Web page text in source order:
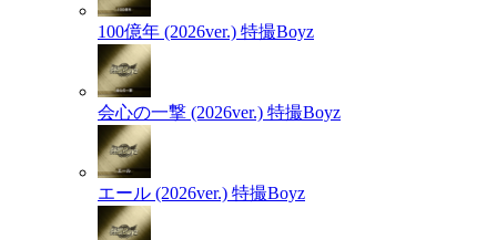
100億年 (2026ver.) 特撮Boyz
会心の一撃 (2026ver.) 特撮Boyz
エール (2026ver.) 特撮Boyz